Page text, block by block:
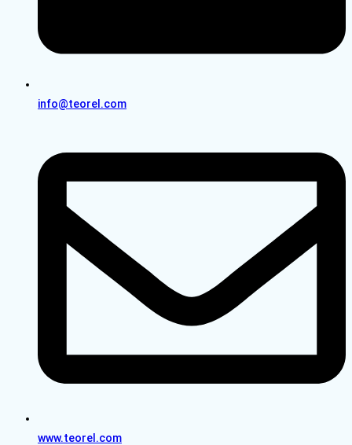
info@teorel.com
www.teorel.com